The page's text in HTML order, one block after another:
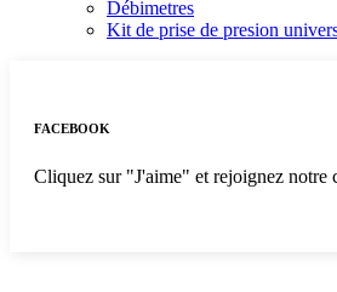
Débimetres
Kit de prise de presion
FACEBOOK
Cliquez sur "J'aime" et rejoignez notre